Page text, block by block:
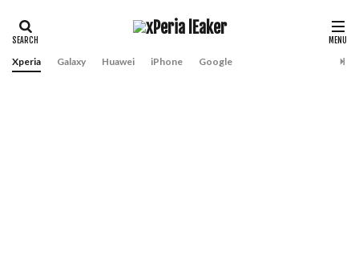
Xperia Galaxy Huawei iPhone Google